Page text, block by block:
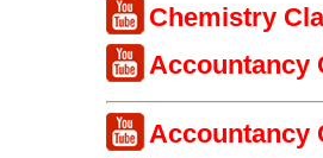
Chemistry
Accountancy
Accountancy